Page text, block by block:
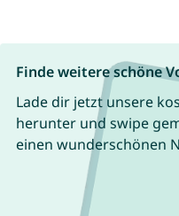
Finde weitere schöne
Lade dir jetzt unsere
herunter und swipe
einen wunderschönen